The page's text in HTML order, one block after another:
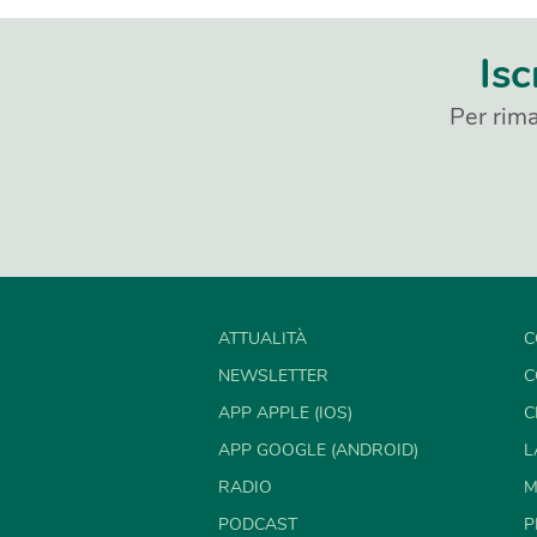
Per
ATTUALITÀ
NEWSLETTER
APP APPLE (IOS)
APP GOOGLE (ANDROID)
RADIO
PODCAST